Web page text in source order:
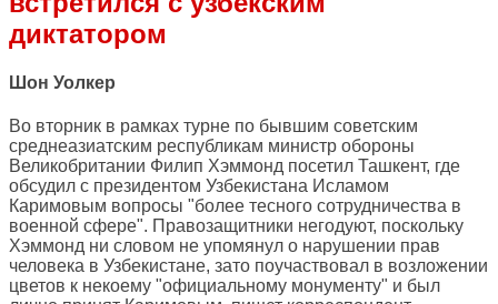
диктатором
Шон Уолкер
Во вторник в рамках турне по бывшим советским
среднеазиатским республикам министр обороны
Великобритании Филип Хэммонд посетил Ташкент, где
обсудил с президентом Узбекистана Исламом
Каримовым вопросы "более тесного сотрудничества в
военной сфере". Правозащитники негодуют, поскольку
Хэммонд ни словом не упомянул о нарушении прав
человека в Узбекистане, зато поучаствовал в возложении
цветов к некоему "официальному монументу" и был